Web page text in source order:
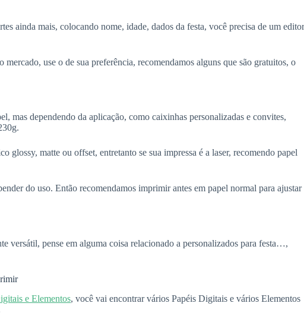
ainda mais, colocando nome, idade, dados da festa, você precisa de um
use o de sua preferência, recomendamos alguns que são gratuitos, o
mas dependendo da aplicação, como caixinhas personalizadas e convites,
glossy, matte ou offset, entretanto se sua impressa é a laser, recomendo papel
do uso. Então recomendamos imprimir antes em papel normal para ajustar
versátil, pense em alguma coisa relacionado a personalizados para festa…,
e Elementos, você vai encontrar vários Papéis Digitais e vários Elementos